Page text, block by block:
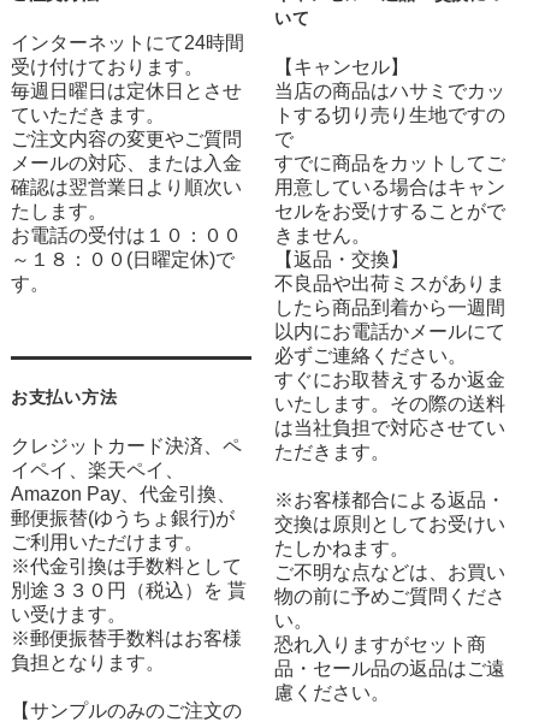
インターネットにて24時間
受け付けております。
毎週日曜日は定休日とさせ
ていただきます。
ご注文内容の変更やご質問
メールの対応、または入金
確認は翌営業日より順次い
たします。
お電話の受付は１０：００
～１８：００(日曜定休)で
す。
お支払い方法
クレジットカード決済、ペ
イペイ、楽天ペイ、
Amazon Pay、代金引換、
郵便振替(ゆうちょ銀行)が
ご利用いただけます。
※代金引換は手数料として
別途３３０円（税込）を 貰
い受けます。
※郵便振替手数料はお客様
負担となります。
【サンプルのみのご注文の
いて
【キャンセル】
当店の商品はハサミでカッ
トする切り売り生地ですの
で
すでに商品をカットしてご
用意している場合はキャン
セルをお受けすることがで
きません。
【返品・交換】
不良品や出荷ミスがありま
したら商品到着から一週間
以内にお電話かメールにて
必ずご連絡ください。
すぐにお取替えするか返金
いたします。その際の送料
は当社負担で対応させてい
ただきます。
※お客様都合による返品・
交換は原則としてお受けい
たしかねます。
ご不明な点などは、お買い
物の前に予めご質問くださ
い。
恐れ入りますがセット商
品・セール品の返品はご遠
慮ください。